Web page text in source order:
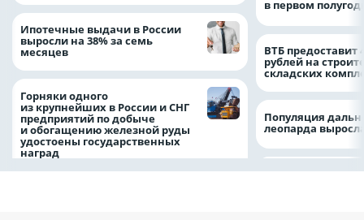
Ипотечные выдачи в России
выросли на 38% за семь
месяцев
Горняки одного
из крупнейших в России и СНГ
предприятий по добыче
и обогащению железной руды
удостоены государственных
наград
в первом
ВТБ предоставит
рублей на
складских
Популяция
леопарда